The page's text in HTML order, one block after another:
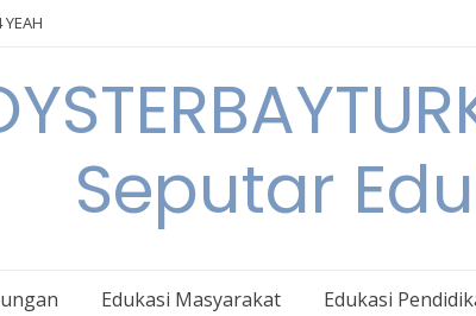
Seputar
Edukasi Masyarakat Edukasi